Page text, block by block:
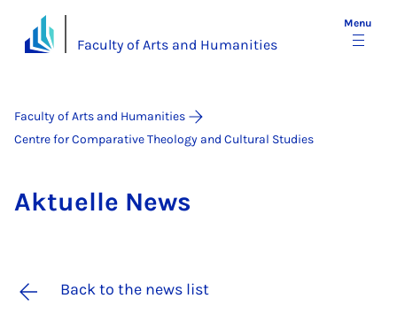
Faculty of Arts and Humanities
Menu
Faculty of Arts and Humanities
Centre for Comparative Theology and Cultural Studies
Ak­tuelle News
Back to the news list